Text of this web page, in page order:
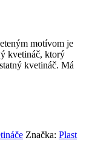
motívom je
kvetináč, ktorý
kvetináč. Má
Značka: Plast